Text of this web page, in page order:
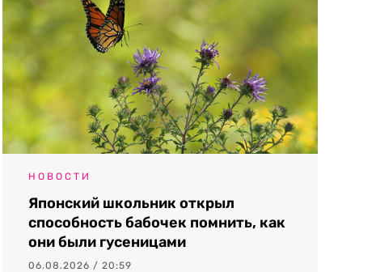
НОВОСТИ
Японский школьник открыл
способность бабочек помнить, как
они были гусеницами
06.08.2026 / 20:59